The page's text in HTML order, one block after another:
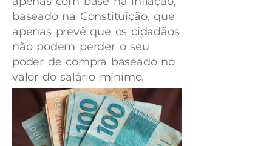
baseado na Constituição, que
apenas prevê que os cidadãos
não podem perder o seu
poder de compra baseado no
valor do salário mínimo.